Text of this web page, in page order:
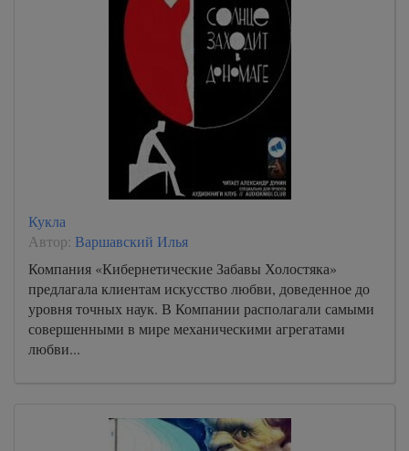
Кукла
Автор: Варшавский Илья
Компания «Кибернетические Забавы Холостяка»
предлагала клиентам искусство любви, доведенное до
уровня точных наук. В Компании располагали самыми
совершенными в мире механическими агрегатами
любви...